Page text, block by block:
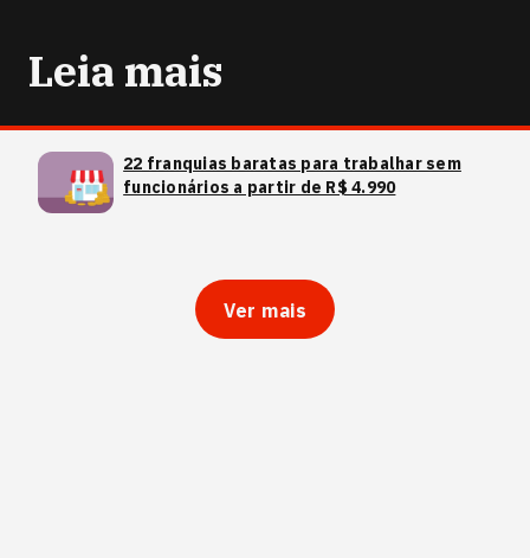
Leia mais
22 franquias baratas para trabalhar sem
funcionários a partir de R$ 4.990
Ver mais